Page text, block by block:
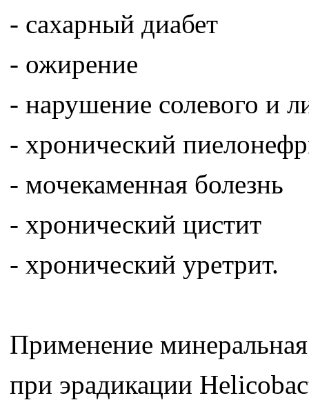
- сахарный диабет
- ожирение
- нарушение солевого и
- хронический
- мочекаменная болезнь
- хронический цистит
- хронический уретрит.
Применение
при эрадикации